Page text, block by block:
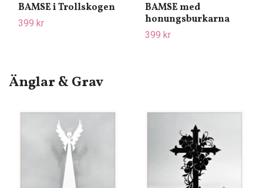
BAMSE i Trollskogen
399 kr
BAMSE med
honungsburkarna
399 kr
Änglar & Grav